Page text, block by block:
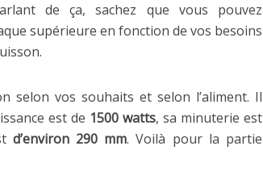
de ça, sachez que vous pouvez
supérieure en fonction de vos besoins
selon vos souhaits et selon l’aliment. Il
est de 1500 watts, sa minuterie est
d’environ 290 mm. Voilà pour la partie